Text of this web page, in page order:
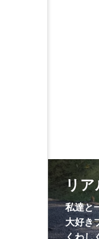
リア
私達と
大好き
くわし